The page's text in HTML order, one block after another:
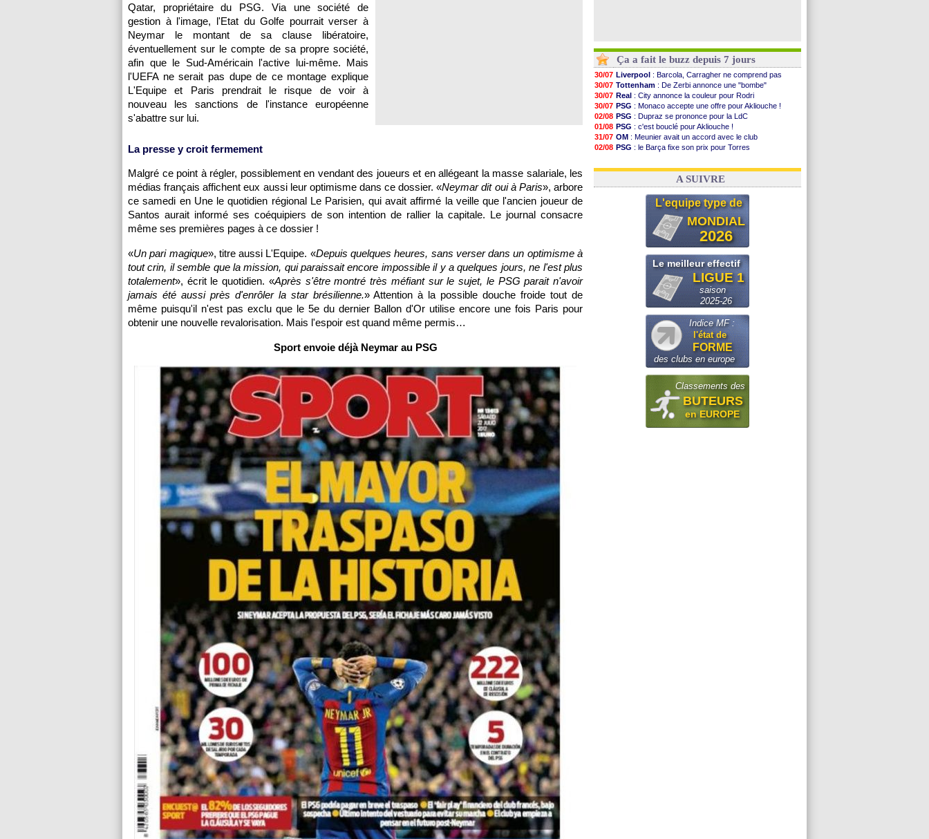
Qatar, propriétaire du PSG. Via une société de
gestion à l'image, l'Etat du Golfe pourrait verser à
Neymar le montant de sa clause libératoire,
éventuellement sur le compte de sa propre société,
afin que le Sud-Américain l'active lui-même. Mais
l'UEFA ne serait pas dupe de ce montage explique
L'Equipe et Paris prendrait le risque de voir à
nouveau les sanctions de l'instance européenne
s'abattre sur lui.
La presse y croit fermement
Malgré ce point à régler, possiblement en vendant des joueurs et en allégeant la masse salariale, les
médias français affichent eux aussi leur optimisme dans ce dossier. «Neymar dit oui à Paris», arbore
ce samedi en Une le quotidien régional Le Parisien, qui avait affirmé la veille que l'ancien joueur de
Santos aurait informé ses coéquipiers de son intention de rallier la capitale. Le journal consacre
même ses premières pages à ce dossier !
«Un pari magique», titre aussi L'Equipe. «Depuis quelques heures, sans verser dans un optimisme à
tout crin, il semble que la mission, qui paraissait encore impossible il y a quelques jours, ne l'est plus
totalement», écrit le quotidien. «Après s'être montré très méfiant sur le sujet, le PSG parait n'avoir
jamais été aussi près d'enrôler la star brésilienne.» Attention à la possible douche froide tout de
même puisqu'il n'est pas exclu que le 5e du dernier Ballon d'Or utilise encore une fois Paris pour
obtenir une nouvelle revalorisation. Mais l'espoir est quand même permis…
Sport envoie déjà Neymar au PSG
Ça a fait le buzz depuis 7 jours
30/07 Liverpool : Barcola, Carragher ne comprend pas
30/07 Tottenham : De Zerbi annonce une "bombe"
30/07 Real : City annonce la couleur pour Rodri
30/07 PSG : Monaco accepte une offre pour Akliouche !
02/08 PSG : Dupraz se prononce pour la LdC
01/08 PSG : c'est bouclé pour Akliouche !
31/07 OM : Meunier avait un accord avec le club
02/08 PSG : le Barça fixe son prix pour Torres
01/08 Barça: Torres souhaite rejoindre le PSG !
A SUIVRE
L'equipe type de
MONDIAL
2026
Le meilleur effectif
LIGUE 1
saison
2025-26
Indice MF :
l'état de
FORME
des clubs en europe
Classements des
BUTEURS
en EUROPE